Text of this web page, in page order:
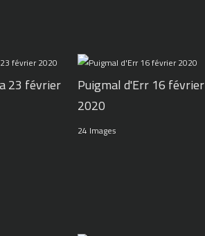
23 février
Puigmal d'Err 16 février
2020
24 Images